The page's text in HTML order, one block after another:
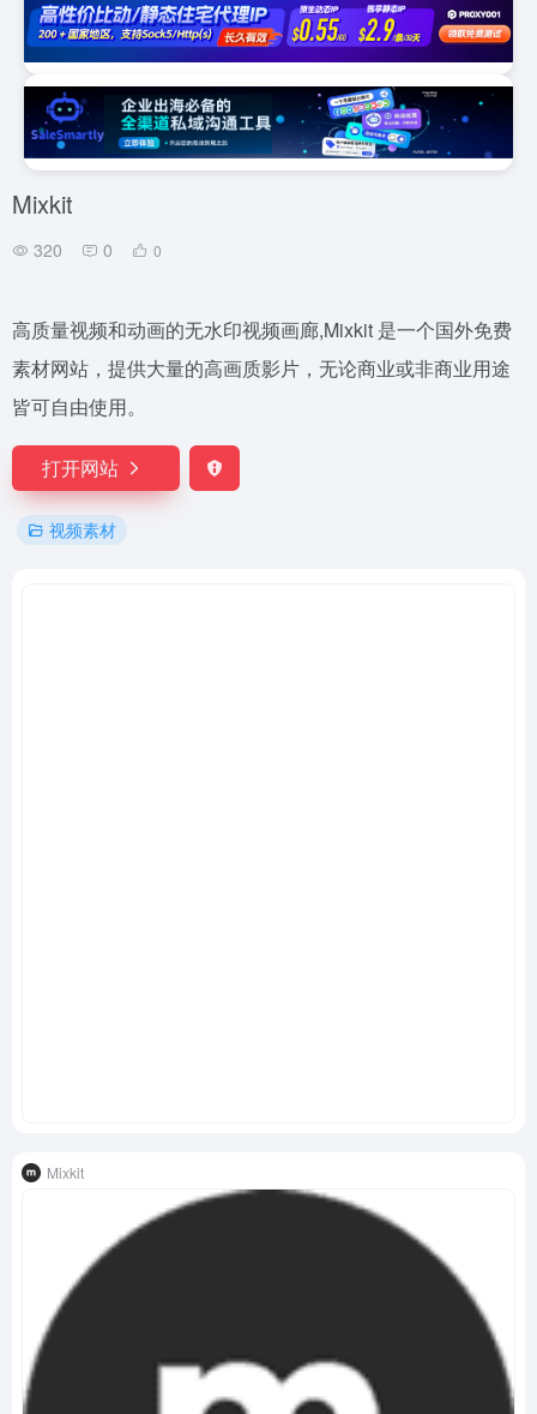
Mixkit
320 0 0
高质量视频和动画的无水印视频画廊,Mixkit 是一个国外免费
素材网站，提供大量的高画质影片，无论商业或非商业用途
皆可自由使用。
打开网站
视频素材
Mixkit